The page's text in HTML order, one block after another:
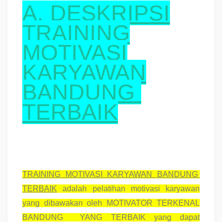
A. DESKRIPSI
TRAINING
MOTIVASI
KARYAWAN
BANDUNG
TERBAIK
TRAINING MOTIVASI KARYAWAN BANDUNG
TERBAIK adalah pelatihan motivasi karyawan
yang dibawakan oleh
MOTIVATOR TERKENAL
BANDUNG YANG TERBAIK yang dapat